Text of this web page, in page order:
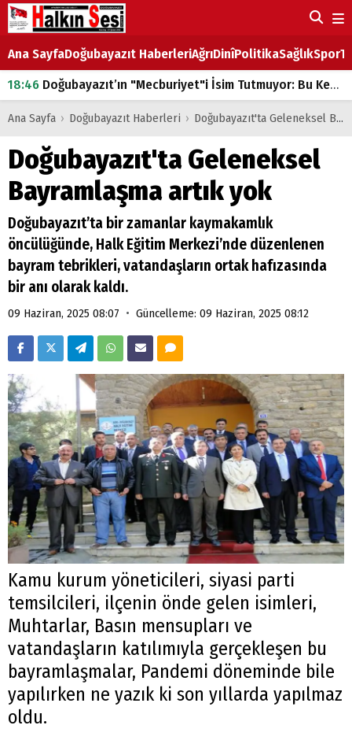
Ana SayfaDoğubayazıt HaberleriAğrıDinîPolitikaSağlıkSpor
18:46 Doğubayazıt’ın "Mecburiyet"i İsim Tutmuyor: Bu Kez de Mem u Zîn Oldu!
07:53Doğubayazıt’ta Ekmek Fiyatlarına Zam
Doğubayazıt'ta çocukların sırtındaki ağır yük
07:00 DEVLET ve HÜKÜMET
18:29ÇARŞI CADDESİ YAZ BOZ TAHTASI
Ana Sayfa › Doğubayazıt Haberleri › Doğubayazıt'ta Geleneksel Bayramlaşma artık yok
Doğubayazıt'ta Geleneksel
Bayramlaşma artık yok
Doğubayazıt’ta bir zamanlar kaymakamlık
öncülüğünde, Halk Eğitim Merkezi’nde düzenlenen
bayram tebrikleri, vatandaşların ortak hafızasında
bir anı olarak kaldı.
09 Haziran, 2025 08:07 • Güncelleme: 09 Haziran, 2025 08:12
Kamu kurum yöneticileri, siyasi parti
temsilcileri, ilçenin önde gelen isimleri,
Muhtarlar, Basın mensupları ve
vatandaşların katılımıyla gerçekleşen bu
bayramlaşmalar, Pandemi döneminde bile
yapılırken ne yazık ki son yıllarda yapılmaz
oldu.